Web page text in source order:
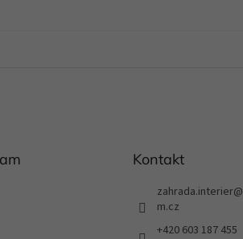
Kontakt
zahrada.interier@
m.cz
+420 603 187 455